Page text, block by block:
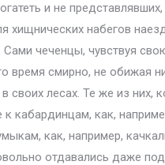
и не представлявших,
хищнических набегов
Сами чеченцы, чувствуя
время смирно, не обижая
своих лесах. Те же из них,
кабардинцам, как,
как, например,
отдавались даже под